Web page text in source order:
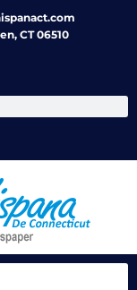
CT 06510